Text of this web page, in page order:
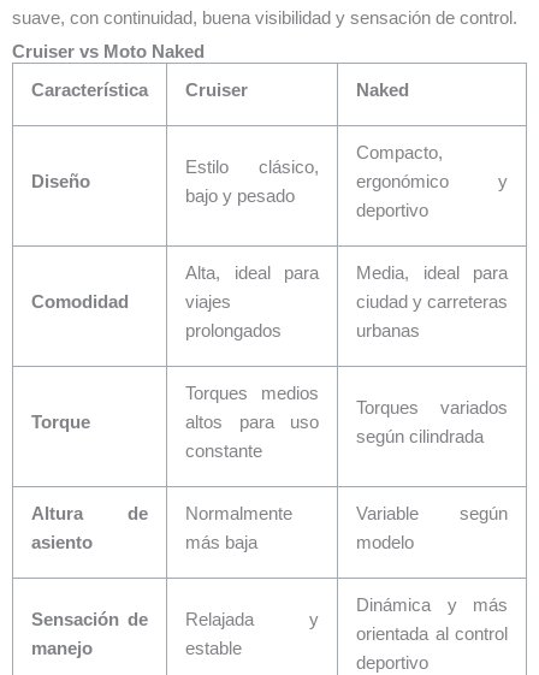
suave, con continuidad, buena visibilidad y sensación de control.
Cruiser vs Moto Naked
Característica
Cruiser Naked
Diseño
Estilo clásico,
bajo y pesado
Compacto,
ergonómico y
deportivo
Comodidad
Alta, ideal para
viajes
prolongados
Media, ideal para
ciudad y carreteras
urbanas
Torque
Torques medios
altos para uso
constante
Torques variados
según cilindrada
Altura de
asiento
Normalmente
más baja
Variable según
modelo
Sensación de
manejo
Relajada y
estable
Dinámica y más
orientada al control
deportivo